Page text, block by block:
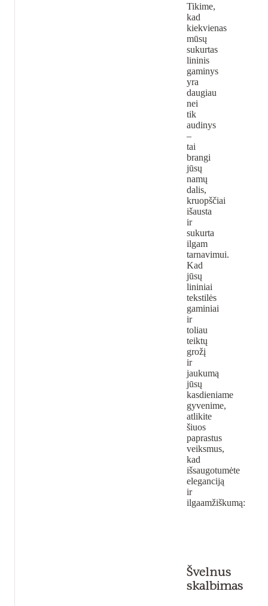
Tikime,
kad
kiekvienas
mūsų
sukurtas
lininis
gaminys
yra
daugiau
nei
tik
audinys
–
tai
brangi
jūsų
namų
dalis,
kruopščiai
išausta
ir
sukurta
ilgam
tarnavimui.
Kad
jūsų
lininiai
tekstilės
gaminiai
ir
toliau
teiktų
grožį
ir
jaukumą
jūsų
kasdieniame
gyvenime,
atlikite
šiuos
paprastus
veiksmus,
kad
išsaugotumėte
eleganciją
ir
ilgaamžiškumą:
Švelnus
skalbimas